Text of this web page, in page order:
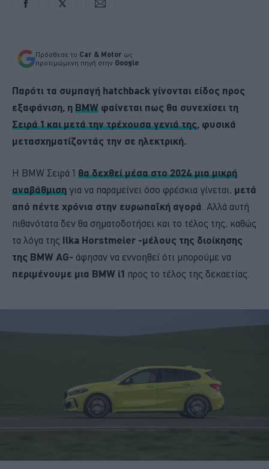
Πρόσθεσε το Car & Motor ως
προτιμώμενη πηγή στην Google
Παρότι τα συμπαγή hatchback γίνονται είδος προς
εξαφάνιση, η BMW φαίνεται πως θα συνεχίσει τη
Σειρά 1 και μετά την τρέχουσα γενιά της, φυσικά
μετασχηματίζοντάς την σε ηλεκτρική.
Η BMW Σειρά 1 θα δεχθεί μέσα στο 2024 μια μικρή
αναβάθμιση για να παραμείνει όσο φρέσκια γίνεται, μετά
από πέντε χρόνια στην ευρωπαϊκή αγορά . Αλλά αυτή
πιθανότατα δεν θα σηματοδοτήσει και το τέλος της, καθώς
τα λόγα της Ilka Horstmeier -μέλους της διοίκησης
της BMW AG- άφησαν να εννοηθεί ότι μπορούμε να
περιμένουμε μια BMW i1 προς το τέλος της δεκαετίας.